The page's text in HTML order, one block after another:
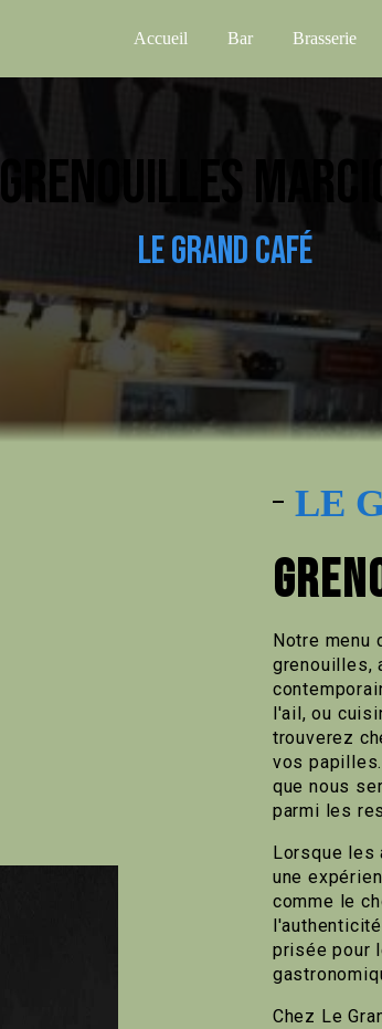
Accueil Bar Brasserie
GRENOUILLES
LE GRAND CAFÉ
LE
Notre menu
grenouilles,
l'ail, ou
trouverez
vos
que nous
parmi les
Lorsque les
une
comme le
prisée pour
Chez Le